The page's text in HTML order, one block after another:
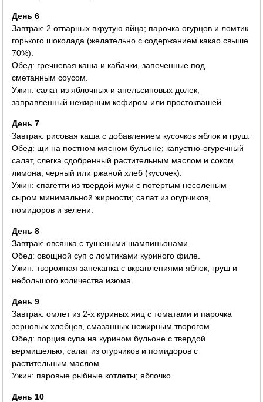
День 6
Завтрак: 2 отварных вкрутую яйца; парочка огурцов и ломтик
горького шоколада (желательно с содержанием какао свыше
70%).
Обед: гречневая каша и кабачки, запеченные под
сметанным соусом.
Ужин: салат из яблочных и апельсиновых долек,
заправленный нежирным кефиром или простоквашей.
День 7
Завтрак: рисовая каша с добавлением кусочков яблок и груш.
Обед: щи на постном мясном бульоне; капустно-огуречный
салат, слегка сдобренный растительным маслом и соком
лимона; черный или ржаной хлеб (кусочек).
Ужин: спагетти из твердой муки с потертым несоленым
сыром минимальной жирности; салат из огурчиков,
помидоров и зелени.
День 8
Завтрак: овсянка с тушеными шампиньонами.
Обед: овощной суп с ломтиками куриного филе.
Ужин: творожная запеканка с вкраплениями яблок, груш и
небольшого количества изюма.
День 9
Завтрак: омлет из 2-х куриных яиц с томатами и парочка
зерновых хлебцев, смазанных нежирным творогом.
Обед: порция супа на курином бульоне с твердой
вермишелью; салат из огурчиков и помидоров с
растительным маслом.
Ужин: паровые рыбные котлеты; яблочко.
День 10